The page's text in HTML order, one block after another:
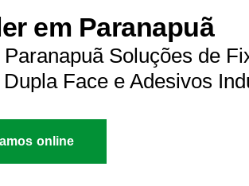
em Paranapuã
Soluções de
Face e Adesivos
online